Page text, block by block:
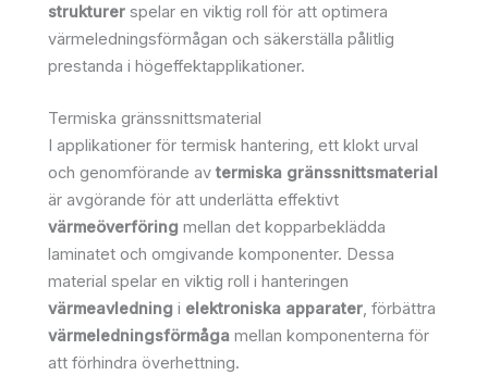
strukturer spelar en viktig roll för att optimera
värmeledningsförmågan och säkerställa pålitlig
prestanda i högeffektapplikationer.
Termiska gränssnittsmaterial
I applikationer för termisk hantering, ett klokt urval
och genomförande av termiska gränssnittsmaterial
är avgörande för att underlätta effektivt
värmeöverföring mellan det kopparbeklädda
laminatet och omgivande komponenter. Dessa
material spelar en viktig roll i hanteringen
värmeavledning i elektroniska apparater, förbättra
värmeledningsförmåga mellan komponenterna för
att förhindra överhettning.